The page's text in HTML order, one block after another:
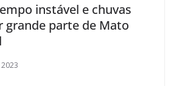
instável e chuvas
grande parte de Mato